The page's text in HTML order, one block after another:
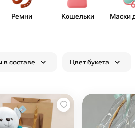
Ремни Кошельки Маски
в составе Цвет букета